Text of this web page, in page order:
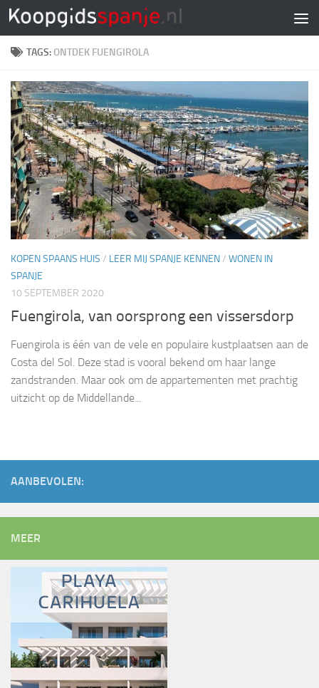
Doorgaan naar inhoud
TAGS:ONTDEK FUENGIROLA
KOPEN SPAANS HUIS / LEER MIJ SPANJE KENNEN/ WONEN IN
SPANJE
10 SEPTEMBER 2020
Fuengirola, van oorsprong een vissersdorp
Fuengirola is één van de vele en populaire kustplaatsen aan de
Costa del Sol. Deze stad is vooral bekend om haar lange
zandstranden. Maar ook om de appartementen met prachtig
uitzicht op de Middellande...
AANBEVOLEN:
MEER